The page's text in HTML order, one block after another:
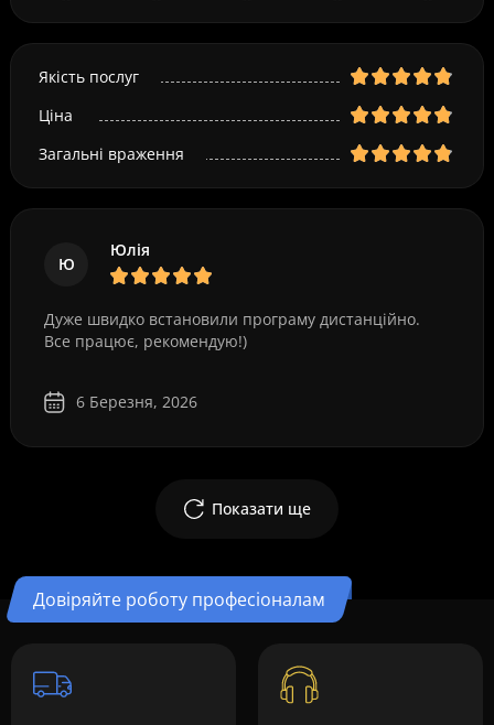
Якість послуг
Ціна
Загальні враження
Ю
Юлія
Дуже швидко встановили програму дистанційно.
Все працює, рекомендую!)
6 Березня, 2026
Показати ще
Довіряйте роботу професіоналам